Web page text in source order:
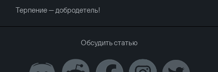
Терпение — добродетель!
Обсудить статью